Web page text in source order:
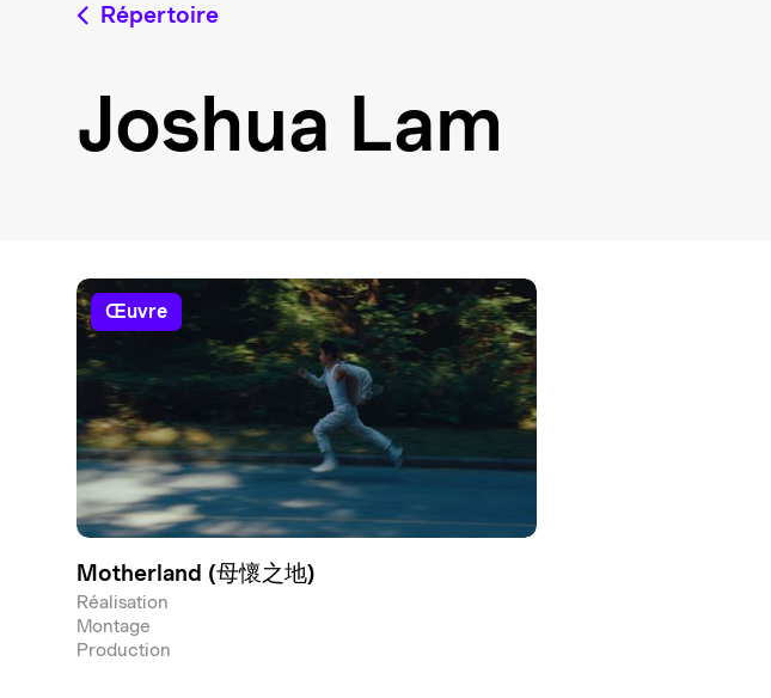
Répertoire
Joshua Lam
œuvre
Motherland (母懷之地)
Réalisation
Montage
Production